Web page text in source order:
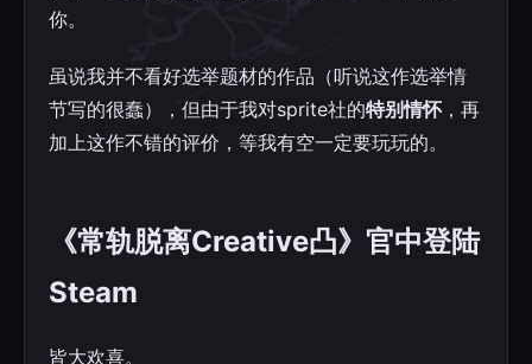
你。
虽说我并不看好选举题材的作品（听说这作选举情
节写的很蠢），但由于我对sprite社的特别情怀，再
加上这作不错的评价，等我有空一定要玩玩的。
《常轨脱离Creative凸》官中登陆
Steam
皆大欢喜。